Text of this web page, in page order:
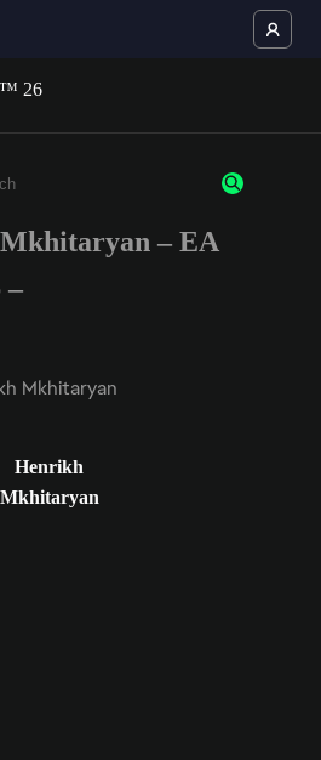
3 znaki lub cyfry.– EA
–
Mkhitaryan
Henrikh
Mkhitaryan